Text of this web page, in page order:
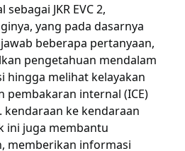
JKR EVC 2,
yang pada dasarnya
beberapa pertanyaan,
pengetahuan mendalam
hingga melihat kelayakan
pembakaran internal (ICE)
ke kendaraan
ini juga membantu
memberikan informasi